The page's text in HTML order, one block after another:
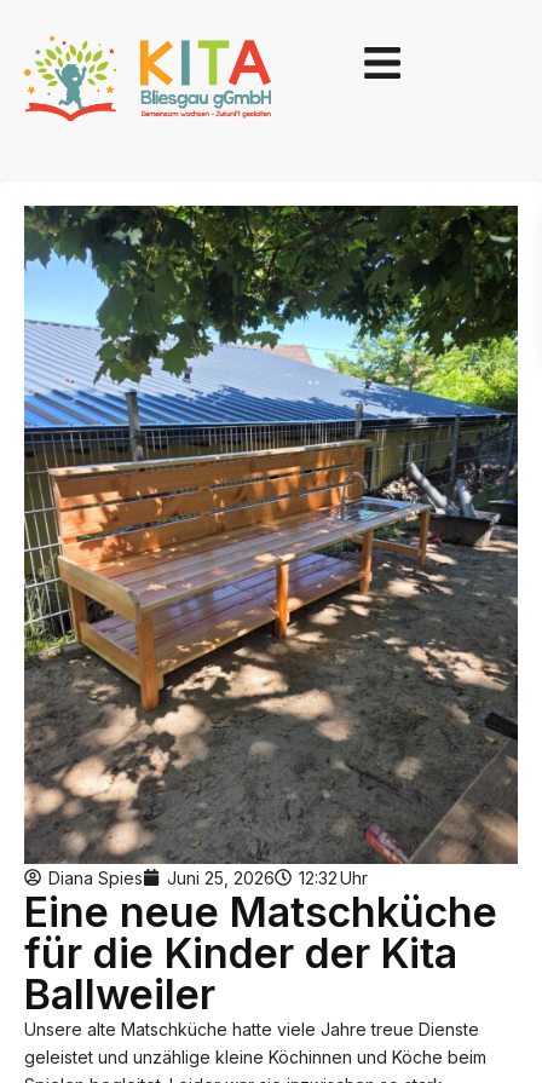
Diana Spies Juni 25, 2026 Uhr
12:32
Eine neue Matschküche
für die Kinder der Kita
Ballweiler
Unsere alte Matschküche hatte viele Jahre treue Dienste
geleistet und unzählige kleine Köchinnen und Köche beim